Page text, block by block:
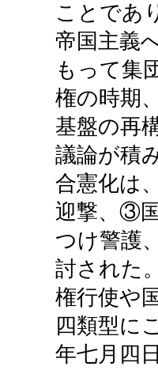
ことであ
帝国主義
もって集
権の時期
基盤の再
議論が積
合憲化は
迎撃、③
つけ警護
討された
権行使や
四類型に
年七月四